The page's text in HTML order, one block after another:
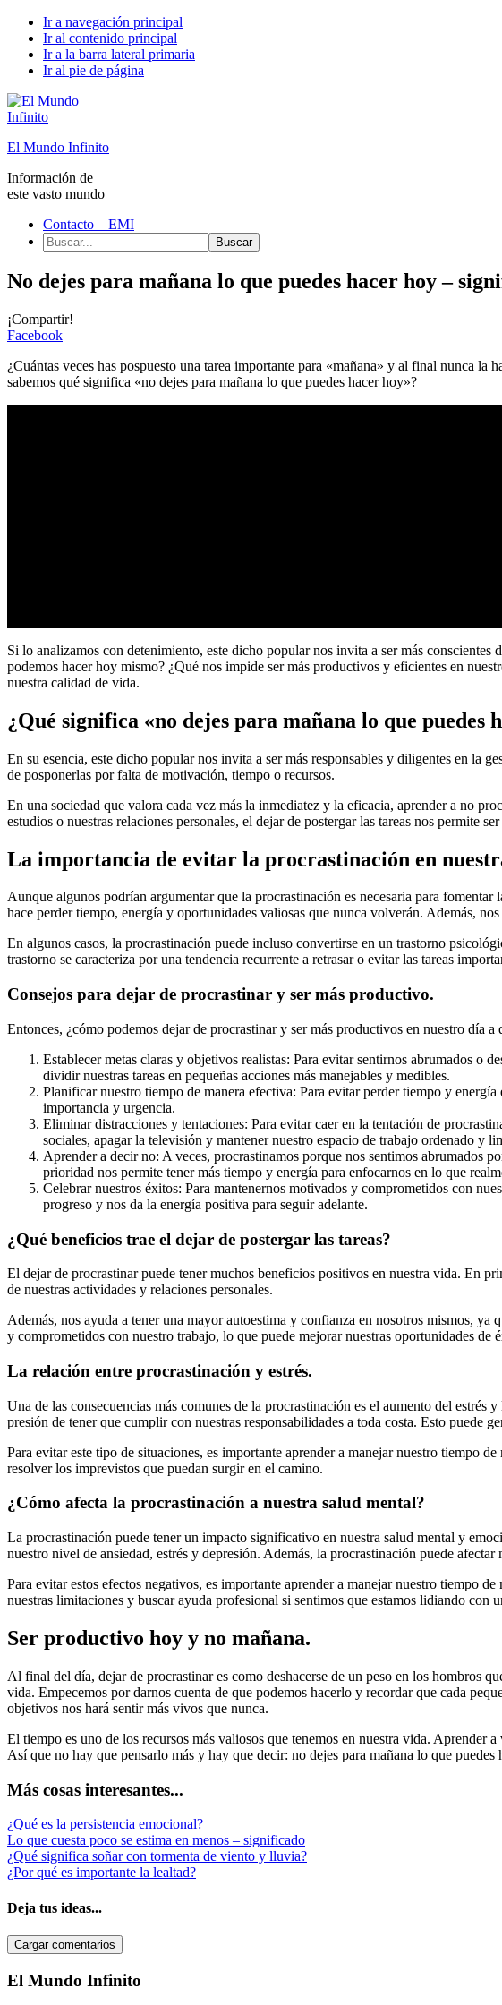
Ir a navegación principal
Ir al contenido principal
Ir a la barra lateral primaria
Ir al pie de página
El Mundo Infinito
Información de
este vasto mundo
Contacto – EMI
Buscar...
No dejes para mañana lo que puedes hacer hoy –
¡Compartir!
Facebook
¿Cuántas veces has pospuesto una tarea importante para «mañana» y al final nunca
sabemos qué significa «no dejes para mañana lo que puedes hacer hoy»?
Si lo analizamos con detenimiento, este dicho popular nos invita a ser más
podemos hacer hoy mismo? ¿Qué nos impide ser más productivos y eficientes en
nuestra calidad de vida.
¿Qué significa «no dejes para mañana lo que puedes
En su esencia, este dicho popular nos invita a ser más responsables y diligentes en la
de posponerlas por falta de motivación, tiempo o recursos.
En una sociedad que valora cada vez más la inmediatez y la eficacia, aprender a no
estudios o nuestras relaciones personales, el dejar de postergar las tareas nos permite
La importancia de evitar la procrastinación en
Aunque algunos podrían argumentar que la procrastinación es necesaria para
hace perder tiempo, energía y oportunidades valiosas que nunca volverán. Además,
En algunos casos, la procrastinación puede incluso convertirse en un trastorno
trastorno se caracteriza por una tendencia recurrente a retrasar o evitar las tareas
Consejos para dejar de procrastinar y ser más productivo.
Entonces, ¿cómo podemos dejar de procrastinar y ser más productivos en nuestro día
Establecer metas claras y objetivos realistas: Para evitar sentirnos abrumados o
dividir nuestras tareas en pequeñas acciones más manejables y medibles.
Planificar nuestro tiempo de manera efectiva: Para evitar perder tiempo y
importancia y urgencia.
Eliminar distracciones y tentaciones: Para evitar caer en la tentación de
sociales, apagar la televisión y mantener nuestro espacio de trabajo ordenado y
Aprender a decir no: A veces, procrastinamos porque nos sentimos abrumados
prioridad nos permite tener más tiempo y energía para enfocarnos en lo que
Celebrar nuestros éxitos: Para mantenernos motivados y comprometidos con
progreso y nos da la energía positiva para seguir adelante.
¿Qué beneficios trae el dejar de postergar las tareas?
El dejar de procrastinar puede tener muchos beneficios positivos en nuestra vida. En
de nuestras actividades y relaciones personales.
Además, nos ayuda a tener una mayor autoestima y confianza en nosotros mismos,
y comprometidos con nuestro trabajo, lo que puede mejorar nuestras oportunidades de
La relación entre procrastinación y estrés.
Una de las consecuencias más comunes de la procrastinación es el aumento del
presión de tener que cumplir con nuestras responsabilidades a toda costa. Esto puede
Para evitar este tipo de situaciones, es importante aprender a manejar nuestro tiempo
resolver los imprevistos que puedan surgir en el camino.
¿Cómo afecta la procrastinación a nuestra salud mental?
La procrastinación puede tener un impacto significativo en nuestra salud mental y
nuestro nivel de ansiedad, estrés y depresión. Además, la procrastinación puede
Para evitar estos efectos negativos, es importante aprender a manejar nuestro tiempo
nuestras limitaciones y buscar ayuda profesional si sentimos que estamos lidiando con
Ser productivo hoy y no mañana.
Al final del día, dejar de procrastinar es como deshacerse de un peso en los hombros
vida. Empecemos por darnos cuenta de que podemos hacerlo y recordar que cada
objetivos nos hará sentir más vivos que nunca.
El tiempo es uno de los recursos más valiosos que tenemos en nuestra vida. Aprender
Así que no hay que pensarlo más y hay que decir: no dejes para mañana lo que puedes
Más cosas interesantes...
¿Qué es la persistencia emocional?
Lo que cuesta poco se estima en menos – significado
¿Qué significa soñar con tormenta de viento y lluvia?
¿Por qué es importante la lealtad?
Deja tus ideas...
Cargar comentarios
Barra
El Mundo Infinito